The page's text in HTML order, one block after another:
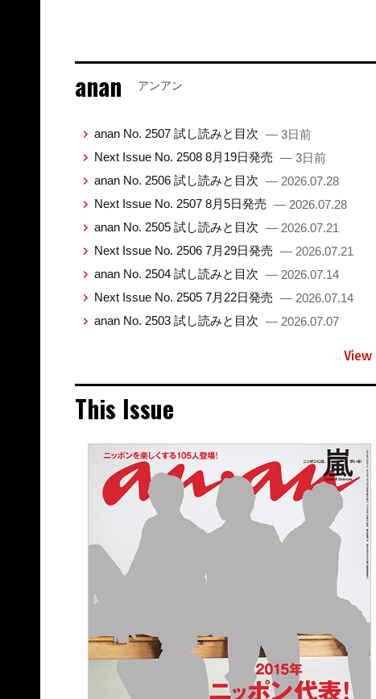
anan アンアン
anan No. 2507 試し読みと目次 — 3日前
Next Issue No. 2508 8月19日発売 — 3日前
anan No. 2506 試し読みと目次 — 2026.07.28
Next Issue No. 2507 8月5日発売 — 2026.07.28
anan No. 2505 試し読みと目次 — 2026.07.21
Next Issue No. 2506 7月29日発売 — 2026.07.21
anan No. 2504 試し読みと目次 — 2026.07.14
Next Issue No. 2505 7月22日発売 — 2026.07.14
anan No. 2503 試し読みと目次 — 2026.07.07
This Issue